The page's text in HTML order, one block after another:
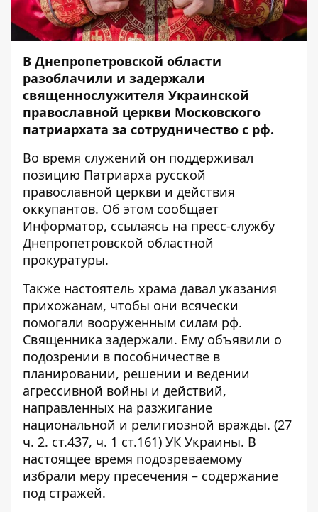
В Днепропетровской области
разоблачили и задержали
священнослужителя Украинской
православной церкви Московского
патриархата за сотрудничество с рф.
Во время служений он поддерживал
позицию Патриарха русской
православной церкви и действия
оккупантов. Об этом сообщает
Информатор, ссылаясь на пресс-службу
Днепропетровской областной
прокуратуры.
Также настоятель храма давал указания
прихожанам, чтобы они всячески
помогали вооруженным силам рф.
Священника задержали. Ему объявили о
подозрении в пособничестве в
планировании, решении и ведении
агрессивной войны и действий,
направленных на разжигание
национальной и религиозной вражды. (27
ч. 2. ст.437, ч. 1 ст.161) УК Украины. В
настоящее время подозреваемому
избрали меру пресечения – содержание
под стражей.